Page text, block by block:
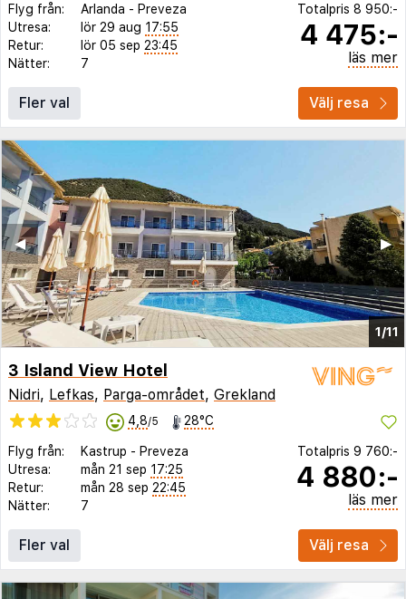
Flyg från: Arlanda - Preveza
Utresa:
lör 29 aug 17:55
Retur:
lör 05 sep 23:45
Nätter:
7
Totalpris 8 950:-
4 475:-
läs mer
Fler val Välj resa
1/11
▶︎
◀︎
3 Island View Hotel
Nidri, Lefkas, Parga-området, Grekland
4,8/5 28°C
Flyg från: Kastrup - Preveza
Utresa:
mån 21 sep 17:25
Retur:
mån 28 sep 22:45
Nätter:
7
Totalpris 9 760:-
4 880:-
läs mer
Fler val Välj resa